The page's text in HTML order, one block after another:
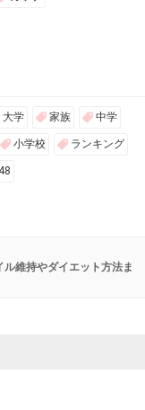
大学 家族 中学
小学校 ランキング
維持やダイエット方法ま